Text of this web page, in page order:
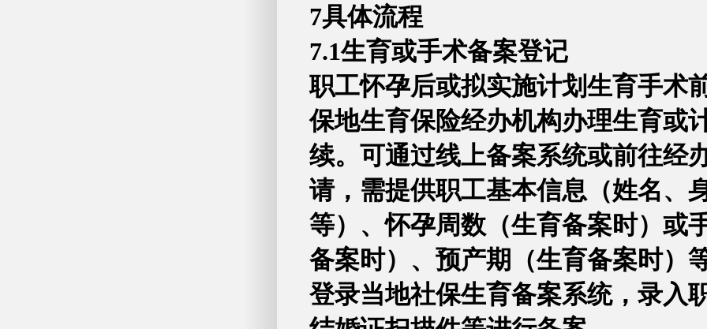
7具体流程
7.1生育或手术备案登记
职工怀孕后或拟实施计划生育手术
保地生育保险经办机构办理生育或
续。可通过线上备案系统或前往经
请，需提供职工基本信息（姓名、
等）、怀孕周数（生育备案时）或
备案时）、预产期（生育备案时）
登录当地社保生育备案系统，录入